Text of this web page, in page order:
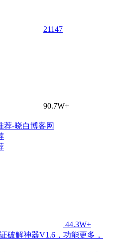
21147
90.7W+
44.3W+